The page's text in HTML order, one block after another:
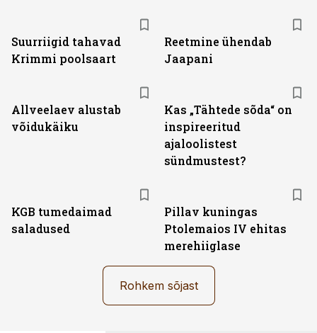
Suurriigid tahavad
Krimmi poolsaart
Reetmine ühendab
Jaapani
Allveelaev alustab
võidukäiku
Kas „Tähtede sõda“ on
inspireeritud
ajaloolistest
sündmustest?
KGB tumedaimad
saladused
Pillav kuningas
Ptolemaios IV ehitas
merehiiglase
Rohkem sõjast